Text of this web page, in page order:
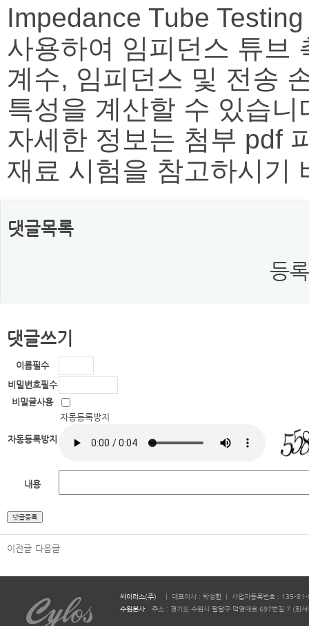
Impedance Tube
사용하여 임피던스 튜브
계수, 임피던스 및 전송
특성을 계산할 수 있습니
자세한 정보는 첨부 pdf
재료 시험을 참고하시기
댓글목록
등
댓글쓰기
이름필수
비밀번호필수
비밀글사용
자동등록방지
자동등록방지
내용
이전글 다음글
싸이러스(주)
ㅣ 대표이사 : 박성환 ㅣ 사업자등록번호 : 135-
수원본사
주소 : 경기도 수원시 팔달구 덕영대로 697번길 7 (